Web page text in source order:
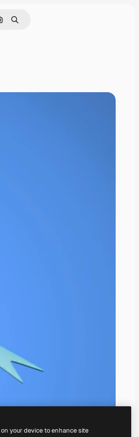
Bild suchen
Suchen
your device to enhance site